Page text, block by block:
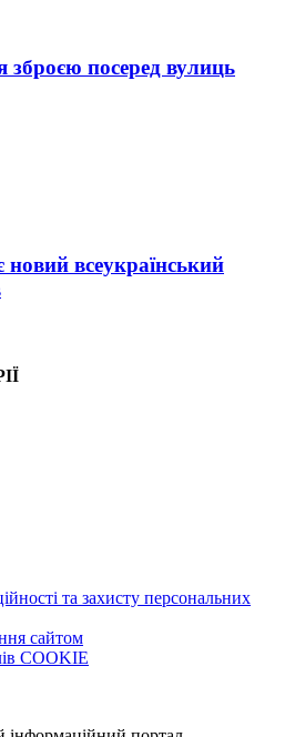
зброєю посеред вулиць
всеукраїнський
та захисту персональних
сайтом
COOKIE